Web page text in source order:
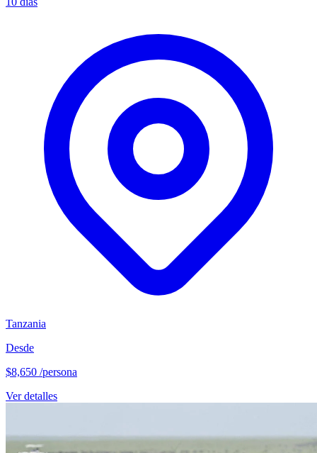
Tanzania
Desde
$8,650 /persona
Ver detalles